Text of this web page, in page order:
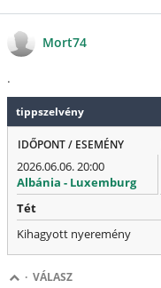
Mort74
.
tippszelvény
IDŐPONT / ESEMÉNY
2026.06.06. 20:00
Albánia - Luxemburg
Tét
Kihagyott nyeremény
· VÁLASZ